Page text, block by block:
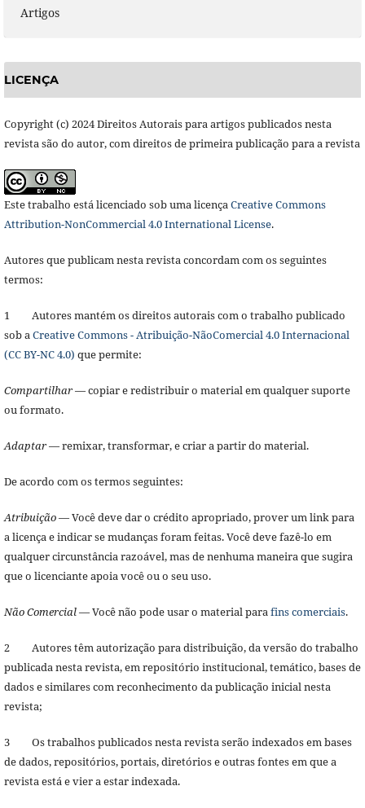
Artigos
LICENÇA
Copyright (c) 2024 Direitos Autorais para artigos publicados nesta
revista são do autor, com direitos de primeira publicação para a revista
Este trabalho está licenciado sob uma licençaCreative Commons
Attribution-NonCommercial 4.0 International License.
Autores que publicam nesta revista concordam com os seguintes
termos:
1 Autores mantém os direitos autorais com o trabalho publicado
sob aCreative Commons - Atribuição-NãoComercial 4.0 Internacional
(CC BY-NC 4.0) que permite:
Compartilhar— copiar e redistribuir o material em qualquer suporte
ou formato.
Adaptar— remixar, transformar, e criar a partir do material.
De acordo com os termos seguintes:
Atribuição— Você deve dar o crédito apropriado, prover um link para
a licença e indicar se mudanças foram feitas. Você deve fazê-lo em
qualquer circunstância razoável, mas de nenhuma maneira que sugira
que o licenciante apoia você ou o seu uso.
Não Comercial— Você não pode usar o material parafins comerciais.
2 Autores têm autorização para distribuição, da versão do trabalho
publicada nesta revista, em repositório institucional, temático, bases de
dados e similares com reconhecimento da publicação inicial nesta
revista;
3 Os trabalhos publicados nesta revista serão indexados em bases
de dados, repositórios, portais, diretórios e outras fontes em que a
revista está e vier a estar indexada.